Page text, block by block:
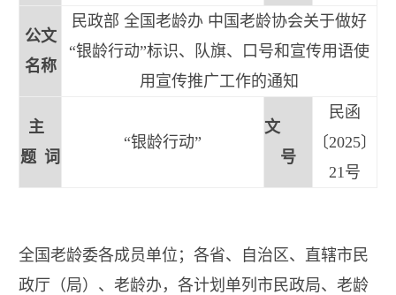
公文
名称
民政部 全国老龄办 中国老龄协会关于做好
“银龄行动”标识、队旗、口号和宣传用语使
用宣传推广工作的通知
主
题 词
“银龄行动”
文
号
民函
〔2025〕
21号
全国老龄委各成员单位；各省、自治区、直辖市民
政厅（局）、老龄办，各计划单列市民政局、老龄